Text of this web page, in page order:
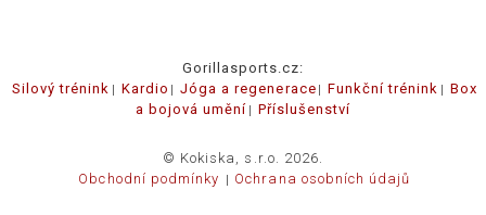
Gorillasports.cz:
Silový trénink
Kardio Jóga a regenerace Funkční trénink
Box
a bojová umění
Příslušenství
© Kokiska, s.r.o. 2026.
Obchodní podmínky
Ochrana osobních údajů